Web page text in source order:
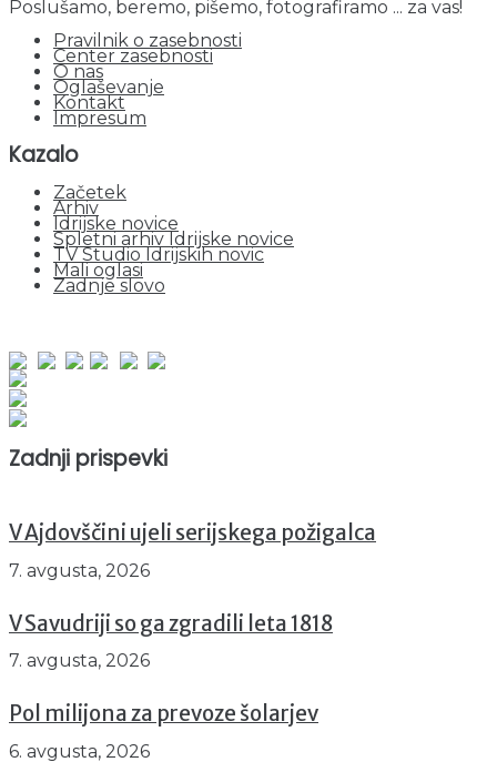
Poslušamo, beremo, pišemo, fotografiramo ... za vas!
Pravilnik o zasebnosti
Center zasebnosti
O nas
Oglaševanje
Kontakt
Impresum
Kazalo
Začetek
Arhiv
Idrijske novice
Spletni arhiv Idrijske novice
TV Studio Idrijskih novic
Mali oglasi
Zadnje slovo
Zadnji prispevki
V Ajdovščini ujeli serijskega požigalca
7. avgusta, 2026
V Savudriji so ga zgradili leta 1818
7. avgusta, 2026
Pol milijona za prevoze šolarjev
6. avgusta, 2026